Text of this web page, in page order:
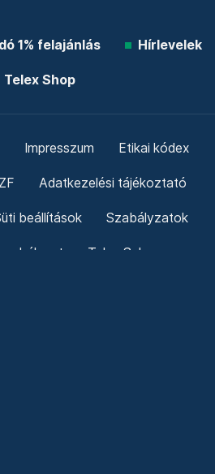
1% felajánlás Hírlevelek
Telex Shop
Impresszum Etikai kódex
Adatkezelési tájékoztató
beállítások Szabályzatok
Telex Sales